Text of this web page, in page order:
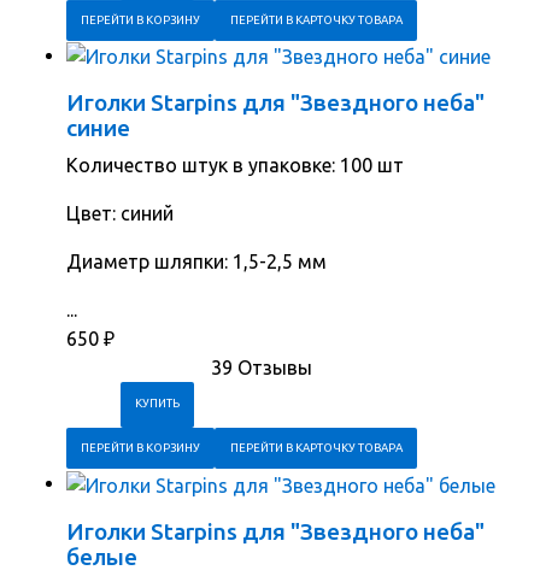
ПЕРЕЙТИ В КОРЗИНУ ПЕРЕЙТИ В КАРТОЧКУ ТОВАРА
Иголки Starpins для "Звездного неба"
синие
Количество штук в упаковке: 100 шт
Цвет: синий
Диаметр шляпки: 1,5-2,5 мм
...
650 ₽
39 Отзывы
ПЕРЕЙТИ В КОРЗИНУ ПЕРЕЙТИ В КАРТОЧКУ ТОВАРА
Иголки Starpins для "Звездного неба"
белые